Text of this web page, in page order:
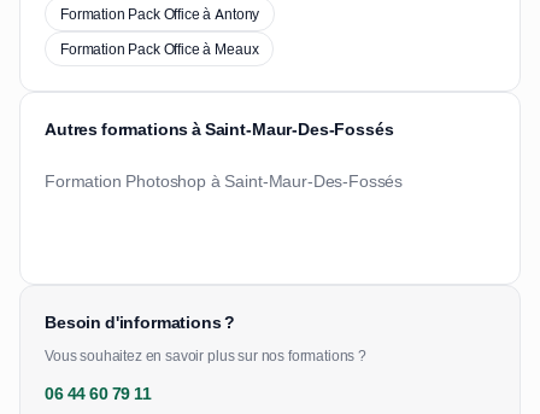
Formation Pack Office à Antony
Formation Pack Office à Meaux
Autres formations à Saint-Maur-Des-Fossés
Formation Photoshop à Saint-Maur-Des-Fossés
Besoin d'informations ?
Vous souhaitez en savoir plus sur nos formations ?
06 44 60 79 11